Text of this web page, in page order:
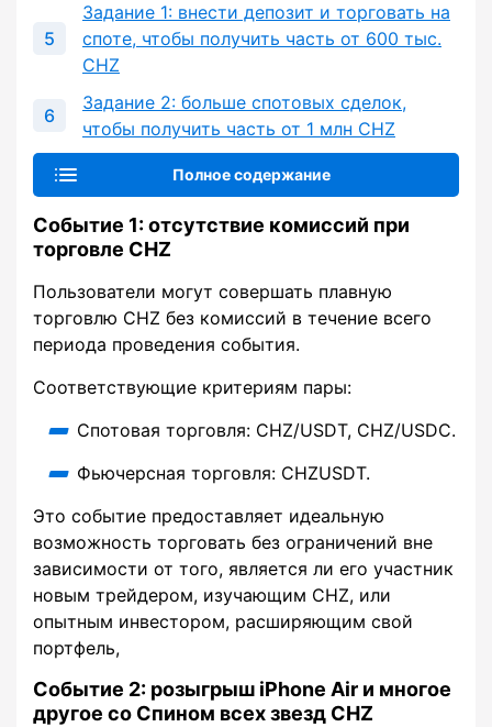
Задание 1: внести депозит и торговать на
споте, чтобы получить часть от 600 тыс.
CHZ
Задание 2: больше спотовых сделок,
чтобы получить часть от 1 млн CHZ
Полное содержание
Событие 1: отсутствие комиссий при
торговле CHZ
Пользователи могут совершать плавную
торговлю CHZ без комиссий в течение всего
периода проведения события.
Соответствующие критериям пары:
Спотовая торговля: CHZ/USDT, CHZ/USDC.
Фьючерсная торговля: CHZUSDT.
Это событие предоставляет идеальную
возможность торговать без ограничений вне
зависимости от того, является ли его участник
новым трейдером, изучающим CHZ, или
опытным инвестором, расширяющим свой
портфель,
Событие 2: розыгрыш iPhone Air и многое
другое со Спином всех звезд CHZ